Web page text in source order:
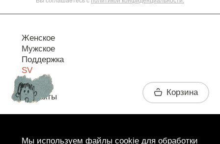
Женское
Мужское
Поддержка
SV
Контакты Корзина
Мы используем файлы cookie для обработки